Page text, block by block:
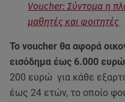
Voucher: Σύντομα η
μαθητές και φοιτητές
To voucher θα αφορά
εισόδημα έως 6.000 ευρώ
200 ευρώ για κάθε
έως 24 ετών, το οποίο